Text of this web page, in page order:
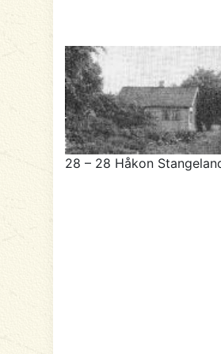
28 – 28 Håkon